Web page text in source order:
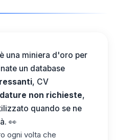
è una miniera d'oro per
un database
, CV
non richieste,
quando se ne
👀
ogni volta che